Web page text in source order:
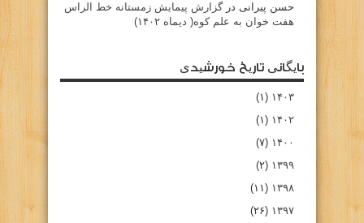
حسن پیرانی درگزارش پیمایش زمستانه خط الراس
هفت خوان به علم کوه( دیماه ۱۴۰۲)
بایگانی تاریخ خورشیدی
۱۴۰۳ (۱)
۱۴۰۲ (۱)
۱۴۰۰ (۷)
۱۳۹۹ (۲)
۱۳۹۸ (۱۱)
۱۳۹۷ (۲۶)